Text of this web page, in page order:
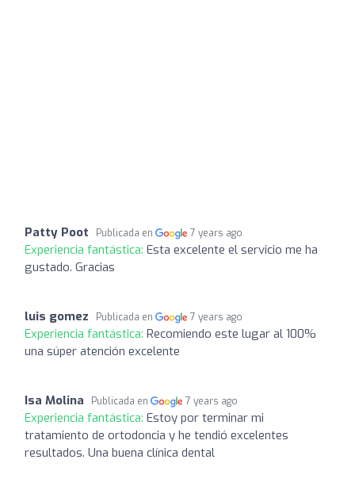
Patty Poot Publicada en 7 years ago
Experiencia fantástica: Esta excelente el servicio me ha
gustado. Gracias
luis gomez Publicada en 7 years ago
Experiencia fantástica: Recomiendo este lugar al 100%
una súper atención excelente
Isa Molina Publicada en 7 years ago
Experiencia fantástica: Estoy por terminar mi
tratamiento de ortodoncia y he tendió excelentes
resultados. Una buena clínica dental